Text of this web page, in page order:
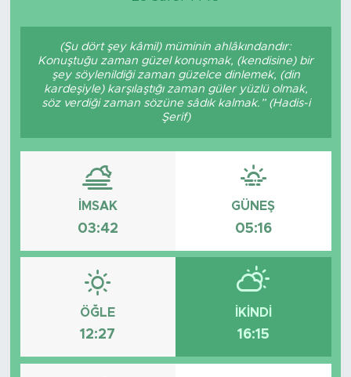
(Şu dört şey kâmil) müminin ahlâkındandır:
Konuştuğu zaman güzel konuşmak, (kendisine) bir
şey söylenildiği zaman güzelce dinlemek, (din
kardeşiyle) karşılaştığı zaman güler yüzlü olmak,
söz verdiği zaman sözüne sâdık kalmak.” (Hadis-i
Şerif)
İMSAK
03:42
GÜNEŞ
05:16
ÖĞLE
12:27
İKINDI
16:15
Sanat
Spor